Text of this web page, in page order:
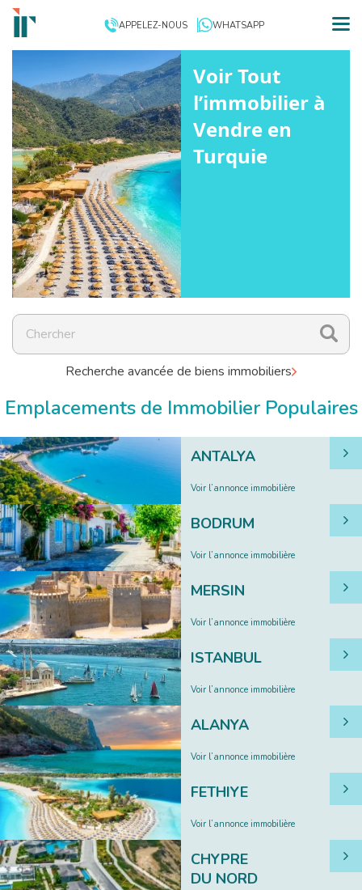
APPELEZ-NOUS WHATSAPP
Voir Tout
l’immobilier à
Vendre en
Turquie
Recherche avancée de biens immobiliers
Emplacements de Immobilier Populaires
ANTALYA
Voir l’annonce immobilière
BODRUM
Voir l’annonce immobilière
MERSIN
Voir l’annonce immobilière
ISTANBUL
Voir l’annonce immobilière
ALANYA
Voir l’annonce immobilière
FETHIYE
Voir l’annonce immobilière
CHYPRE
DU NORD